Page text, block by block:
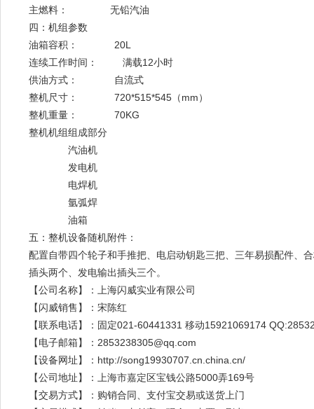
主燃料： 无铅汽油
四：机组参数
油箱容积： 20L
连续工作时间： 满载12小时
供油方式： 自流式
整机尺寸： 720*515*545（mm）
整机重量： 70KG
整机机组组成部分
汽油机
发电机
电焊机
氩弧焊
油箱
五：整机设备随机附件：
配置自带四个轮子和手推把、电启动钥匙三把、三年易损配件、
插头两个、发电输出插头三个。
【公司名称】：上海闪威实业有限公司
【闪威销售】：宋陈红
【联系电话】：固定021-60441331 移动15921069174
【电子邮箱】：2853238305@qq.com
【设备网址】：http://song19930707.cn.china.cn/
【公司地址】：上海市嘉定区宝钱公路5000弄169号
【交易方式】：购销合同、支付宝交易或送货上门